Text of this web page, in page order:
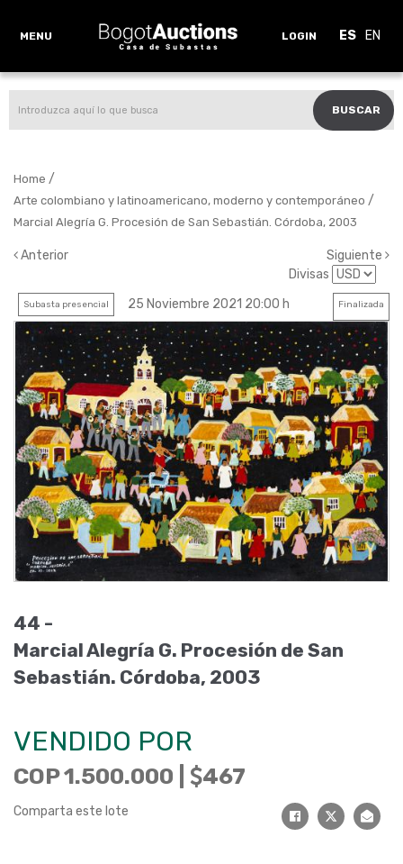
MENU LOGIN ES EN
BUSCAR
Home /
Arte colombiano y latinoamericano, moderno y contemporáneo /
Marcial Alegría G. Procesión de San Sebastián. Córdoba, 2003
Anterior
Siguiente
Divisas
Subasta presencial 25 Noviembre 2021 20:00 h Finalizada
44 -
Marcial Alegría G. Procesión de San
Sebastián. Córdoba, 2003
VENDIDO POR
COP 1.500.000 | 467
Comparta este lote